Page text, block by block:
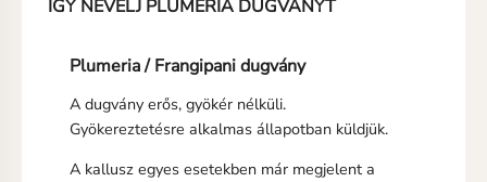
IGY NEVELJ PLUMERIA DUGVÁNYT
Plumeria / Frangipani dugvány
A dugvány erős, gyökér nélküli.
Gyökereztetésre alkalmas állapotban küldjük.
A kallusz egyes esetekben már megjelent a